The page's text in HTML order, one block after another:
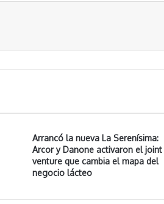
Arrancó la nueva La Serenísima:
Arcor y Danone activaron el joint
venture que cambia el mapa del
negocio lácteo